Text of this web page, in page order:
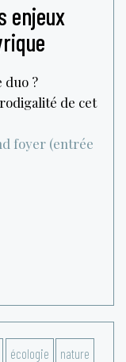
enjeux
duo ?
de cet
foyer (entrée
écologie nature